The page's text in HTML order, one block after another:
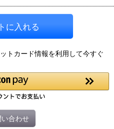
に入れる
トカード情報を利用して今すぐ
い合わせ